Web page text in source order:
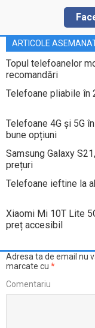
ARTICOLE
Topul telefoanelor
recomandări
Telefoane pliabile în
Telefoane 4G și 5G
bune opțiuni
Samsung Galaxy
prețuri
Telefoane ieftine la
Xiaomi Mi 10T Lite
preț accesibil
Adresa ta de email nu
marcate cu *
Comentariu